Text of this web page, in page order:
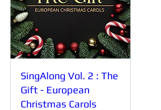
SingAlong Vol. 2 : The
Gift - European
Christmas Carols